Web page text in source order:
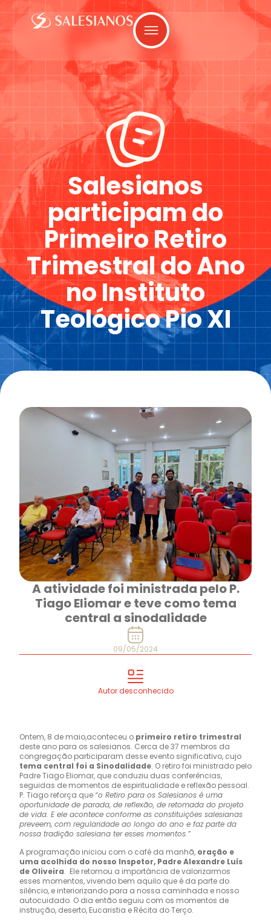
Salesianos
participam do
Primeiro Retiro
Trimestral do Ano
no Instituto
Teológico Pio XI
09/05/2024
Autor desconhecido
A atividade foi ministrada pelo P.
Tiago Eliomar e teve como tema
central a sinodalidade
Ontem, 8 de maio,aconteceu o primeiro retiro trimestral
deste ano para os salesianos. Cerca de 37 membros da
congregação participaram desse evento significativo, cujo
tema central foi a Sinodalidade. O retiro foi ministrado pelo
Padre Tiago Eliomar, que conduziu duas conferências,
seguidas de momentos de espiritualidade e reflexão pessoal.
P. Tiago reforça que“o Retiro para os Salesianos é uma
oportunidade de parada, de reflexão, de retomada do projeto
de vida. E ele acontece conforme as constituições salesianas
preveem, com regularidade ao longo do ano e faz parte da
nossa tradição salesiana ter esses momentos.”
A programação iniciou com o café da manhã, oração e
uma acolhida do nosso Inspetor, Padre Alexandre Luís
de Oliveira. Ele retomou a importância de valorizarmos
esses momentos, vivendo bem aquilo que é da parte do
silêncio, e interiorizando para a nossa caminhada e nosso
autocuidado. O dia então seguiu com os momentos de
instrução, deserto, Eucaristia e Récita do Terço.